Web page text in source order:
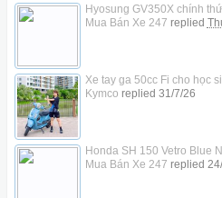
Hyosung GV350X chính
Mua Bán Xe 247 replied
Xe tay ga 50cc Fi cho học
Kymco replied 31/7/26
Honda SH 150 Vetro Blue
Mua Bán Xe 247 replied